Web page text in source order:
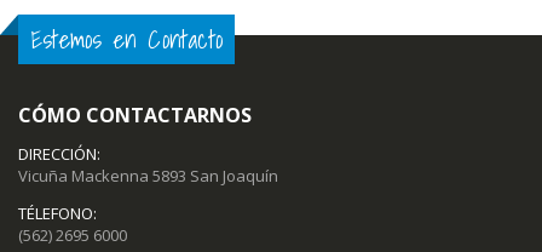
Estemos en Contacto
CÓMO CONTACTARNOS
DIRECCIÓN:
Vicuña Mackenna 5893 San Joaquín
TÉLEFONO:
(562) 2695 6000